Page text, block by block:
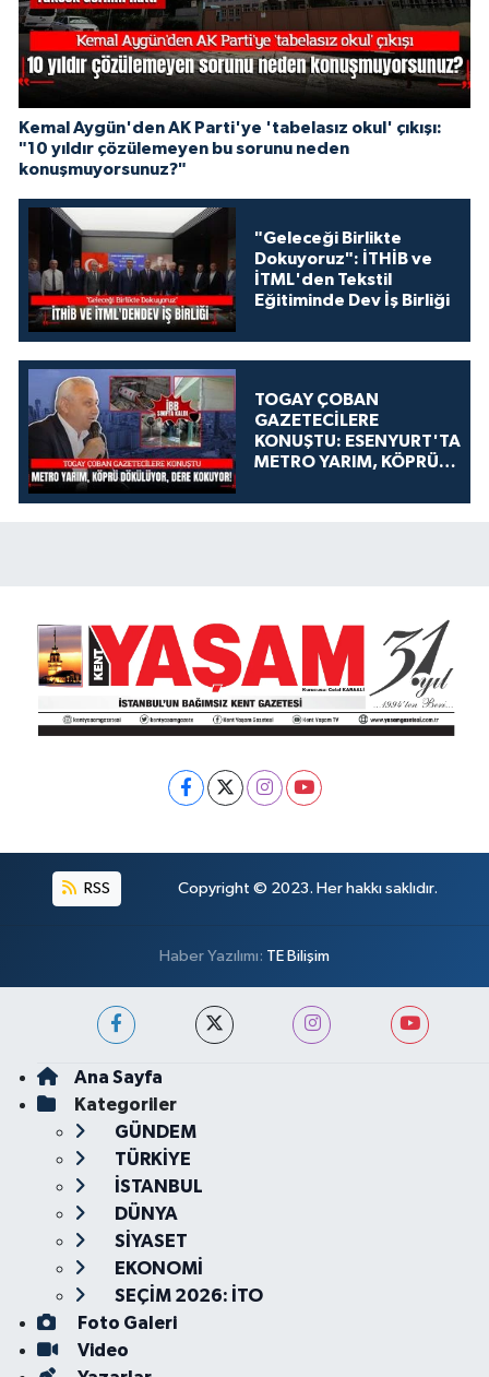
Kemal Aygün'den AK Parti'ye 'tabelasız okul' çıkışı:
"10 yıldır çözülemeyen bu sorunu neden
konuşmuyorsunuz?"
"Geleceği Birlikte
Dokuyoruz": İTHİB ve
İTML'den Tekstil
Eğitiminde Dev İş Birliği
TOGAY ÇOBAN
GAZETECİLERE
KONUŞTU: ESENYURT'TA
METRO YARIM, KÖPRÜ
KOKUYOR!
RSS Copyright © 2023. Her hakkı saklıdır.
Haber Yazılımı: TE Bilişim
Ana Sayfa
Kategoriler
GÜNDEM
TÜRKİYE
İSTANBUL
DÜNYA
SİYASET
EKONOMİ
SEÇİM 2026: İTO
Foto Galeri
Video